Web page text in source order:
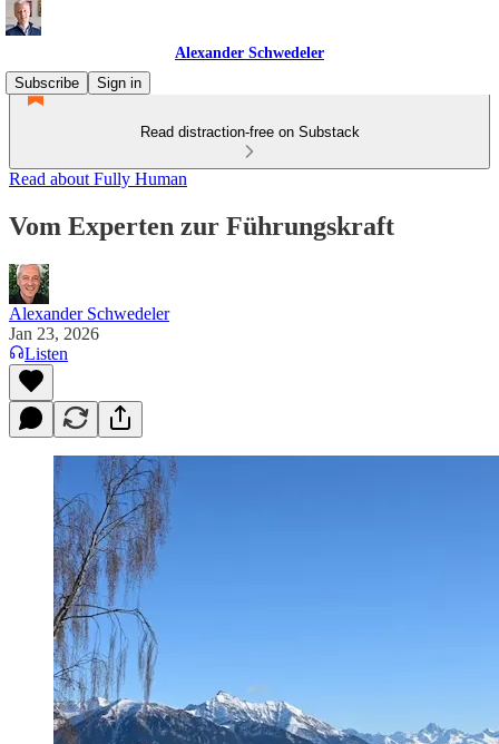
Alexander Schwedeler
Subscribe
Sign in
Read distraction-free on Substack
Read about Fully Human
Vom Experten zur Führungskraft
Alexander Schwedeler
Jan 23, 2026
Listen